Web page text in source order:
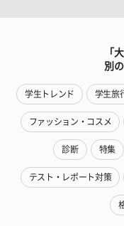
「
別
学生トレンド 学生旅
ファッション・コスメ
診断 特集
テスト・レポート対策